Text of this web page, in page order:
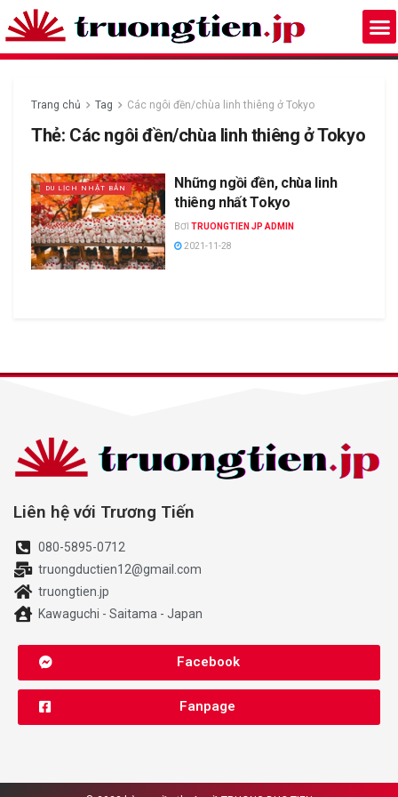
Trang chủ Tag Các ngôi đền/chùa linh thiêng ở Tokyo
Thẻ: Các ngôi đền/chùa linh thiêng ở Tokyo
DU LỊCH NHẬT BẢN
Những ngồi đền, chùa linh
thiêng nhất Tokyo
BƠI TRUONGTIEN JP ADMIN
2021-11-28
Liên hệ với Trương Tiến
080-5895-0712
truongductien12@gmail.com
truongtien.jp
Kawaguchi - Saitama - Japan
Facebook
Fanpage